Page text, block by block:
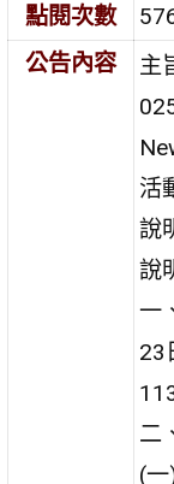
點閱次數
公告內容
主
活
說
說
一
23
二
(